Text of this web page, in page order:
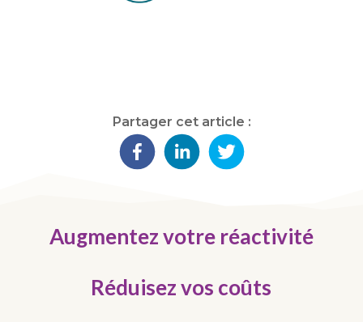
Partager cet article :
Augmentez votre réactivité
Réduisez vos coûts